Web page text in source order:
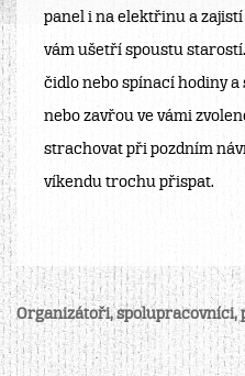
panel i na elektřinu a
vám ušetří spoustu
čidlo nebo spínací hodiny
nebo zavřou ve vámi
strachovat při pozdním
víkendu trochu přispat.
Organizátoři, spolupracovníci,